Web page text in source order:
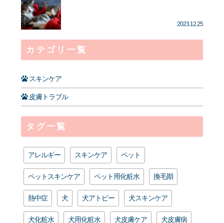
2023.12.25
カテゴリ一覧
スキンケア
皮膚トラブル
タグ一覧
アレルギー スキンケア ペット
ペットスキンケア ペット用化粧水 換毛期
熱中症 犬 犬アトピー 犬スキンケア
犬化粧水 犬用化粧水 犬皮膚ケア 犬皮膚病